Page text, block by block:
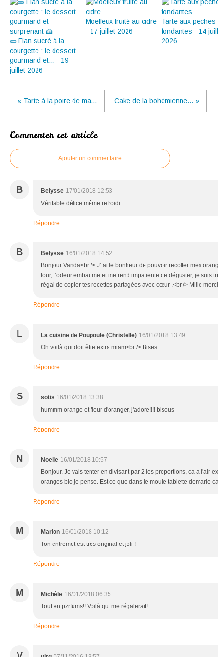
🥒 Flan sucré à la
courgette ; le dessert
gourmand et... - 19
juillet 2026
Moelleux fruité au cidre
- 17 juillet 2026
Tarte aux pêches
fondantes - 14
2026
« Tarte à la poire de ma... Cake de la bohémienne... »
Commenter cet article
Ajouter un commentaire
B Belysse 17/01/2018 12:53
Véritable délice même refroidi
Répondre
B Belysse 16/01/2018 14:52
Bonjour Vanda<br /> J’ ai le bonheur de pouvoir récolter mes
four, l’odeur embaume et me rend impatiente de déguster, je suis
régal de copier tes recettes partagées avec cœur .<br /> Mille
Répondre
L La cuisine de Poupoule (Christelle) 16/01/2018 13:49
Oh voilà qui doit être extra miam<br /> Bises
Répondre
S sotis 16/01/2018 13:38
hummm orange et fleur d'oranger, j'adore!!!! bisous
Répondre
N Noelle 16/01/2018 10:57
Bonjour. Je vais tenter en divisant par 2 les proportions, ca a l'air
oranges bio je pense. Est ce que dans le moule tablette demarle
Répondre
M Marion 16/01/2018 10:12
Ton entremet est très original et joli !
Répondre
M Michèle 16/01/2018 06:35
Tout en pzrfums!! Voilà qui me régalerait!
Répondre